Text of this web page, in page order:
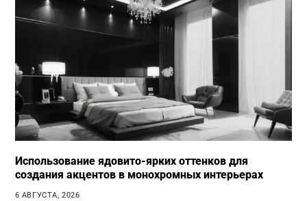
Использование ядовито-ярких оттенков для
создания акцентов в монохромных интерьерах
6 АВГУСТА, 2026